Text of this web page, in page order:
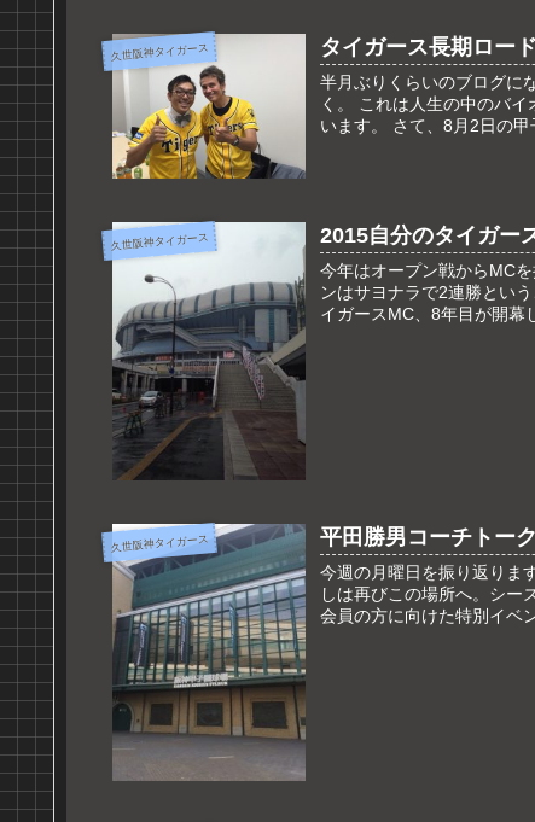
久世阪神タイガース タイガース長期ロー
半月ぶりくらいのブログに
く。 これは人生の中のバ
います。 さて、8月2日の甲
久世阪神タイガース 2015自分のタイガー
今年はオープン戦からMC
ンはサヨナラで2連勝とい
イガースMC、8年目が開幕
久世阪神タイガース 平田勝男コーチトー
今週の月曜日を振り返りま
しは再びこの場所へ。シー
会員の方に向けた特別イベ